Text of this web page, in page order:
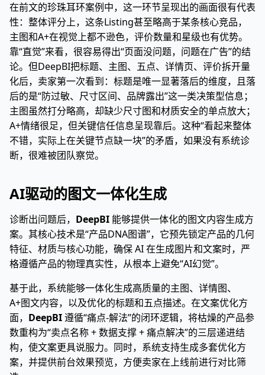
在前文的珍珠耳环案例中，这一环节呈现出的画面很有代表
性：整体评分上，这条Listing甚至略高于某条核心竞品，
主图和A+在视觉上都不逊色，评价数量和星级也有优势。
靠“直觉”来看，很容易得出“页面没问题，问题在广告”的结
论。但DeepBI把标题、主图、五点、详情页、评价拆开量
化后，卖家第一次看到：标题是唯一显著落后的维度，且落
后的是“防过敏、尺寸区间、品牌露出”这一类决策型信息；
主图虽然打分略高，却缺少尺寸图和材质安全的单点放大；
A+情绪很足，但关键信任信息呈现靠后。这种“看起来整体
不错，实际上在关键节点缺一块”的矛盾，如果没有系统诊
断，很难被团队察觉。
AI驱动的图文一体化生成
诊断出问题后， DeepBI 能够提供一体化的图文内容生成方
案。其核心技术是“产品DNA图谱”，它预先锁定产品的几何
特征、材质与核心功能，确保 AI 在生成图片和文案时，严
格遵循产品的物理真实性，从根本上避免“AI幻觉”。
基于此，系统能够一体化生成高质量的主图、详情图、
A+图文内容，以及优化的标题和五点描述。在文案优化方
面， DeepBI遵循“痛点-解法”的闭环逻辑，将枯燥的产品参
数重构为“卖点名称 + 数据支撑 + 痛点解决”的三层递进结
构，使文案更具说服力。同时，系统支持生成多套优化方
案，并提供前台效果预览，方便卖家在上线前进行对比筛